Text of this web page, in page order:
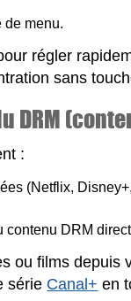
de menu.
régler
sans
DRM
:
(Netflix,
DRM
ou films depuis
série Canal+ en